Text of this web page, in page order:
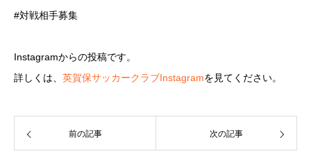
#対戦相手募集
Instagramからの投稿です。
詳しくは、 英賀保サッカークラブInstagramを見てください。
前の記事 次の記事